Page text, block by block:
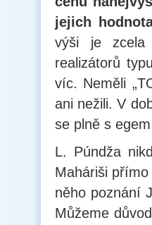
jejich
výši je zcela
realizátorů
víc. Neměli
ani nežili. V
se plně s
L. Púndža
Maháriši
něho poznání
Můžeme